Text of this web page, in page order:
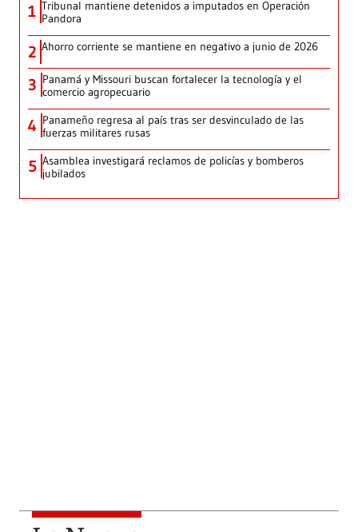
1 Tribunal mantiene detenidos a imputados en Operación
Pandora
2 Ahorro corriente se mantiene en negativo a junio de 2026
3 Panamá y Missouri buscan fortalecer la tecnología y el
comercio agropecuario
4 Panameño regresa al país tras ser desvinculado de las
fuerzas militares rusas
5 Asamblea investigará reclamos de policías y bomberos
jubilados